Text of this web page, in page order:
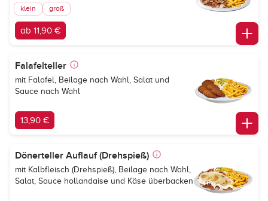
klein groß
ab 11,90 €
Falafelteller
mit Falafel, Beilage nach Wahl, Salat und
Sauce nach Wahl
13,90 €
Dönerteller Auflauf (Drehspieß)
mit Kalbfleisch (Drehspieß), Beilage nach Wahl,
Salat, Sauce hollandaise und Käse überbacken